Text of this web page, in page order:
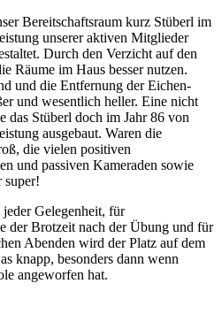
Bereitschaftsraum kurz Stüberl im
unserer aktiven Mitglieder
Durch den Verzicht auf den
Räume im Haus besser nutzen.
und die Entfernung der Eichen-
und wesentlich heller. Eine nicht
das Stüberl doch im Jahr 86 von
ausgebaut. Waren die
die vielen positiven
und passiven Kameraden sowie
super!
Gelegenheit, für
der Brotzeit nach der Übung und für
Abenden wird der Platz auf dem
knapp, besonders dann wenn
angeworfen hat.